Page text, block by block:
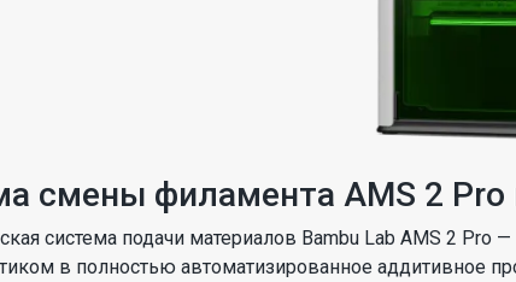
смены филамента AMS 2
система подачи материалов Bambu Lab AMS 2
в полностью автоматизированное аддитивное